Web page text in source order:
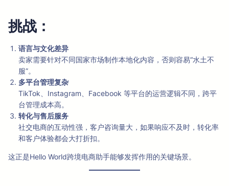
挑战：
语言与文化差异
卖家需要针对不同国家市场制作本地化内容，否则容易“水土不
服”。
多平台管理复杂
TikTok、Instagram、Facebook 等平台的运营逻辑不同，跨平
台管理成本高。
转化与售后服务
社交电商的互动性强，客户咨询量大，如果响应不及时，转化率
和客户体验都会大打折扣。
这正是Hello World跨境电商助手能够发挥作用的关键场景。